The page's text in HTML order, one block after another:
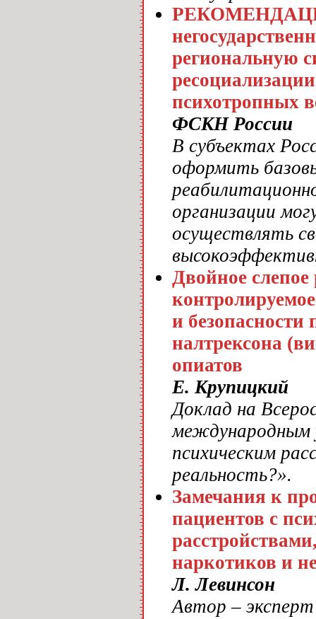
региональную
психотропных
ФСКН России
В субъектах
оформить
организации
осуществлять
Двойное
и
налтрексона
опиатов
Е. Крупицкий
Доклад на
международным
психическим
реальность?».
Замечания к
пациентов с
наркотиков и
Л. Левинсон
Автор –